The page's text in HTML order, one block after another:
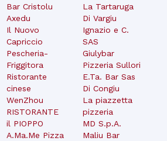
Bar Cristolu
Axedu
Il Nuovo
Capriccio
Pescheria-
Friggitora
Ristorante
cinese
WenZhou
RISTORANTE
il PIOPPO
A.Ma.Me Pizza
La Tartaruga
Di Vargiu
Ignazio e C.
SAS
Giulybar
Pizzeria Sullori
E.Ta. Bar Sas
Di Congiu
La piazzetta
pizzeria
MD S.p.A.
Maliu Bar